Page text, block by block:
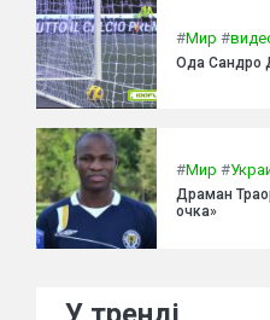
#Мир #
Ода Сандро
#Мир #
Драман
очка»